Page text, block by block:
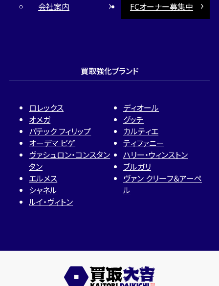
会社案内
FCオーナー募集中
買取強化ブランド
ロレックス
オメガ
パテック フィリップ
オーデマ ピゲ
ヴァシュロン・コンスタン
タン
エルメス
シャネル
ルイ・ヴィトン
ディオール
グッチ
カルティエ
ティファニー
ハリー・ウィンストン
ブルガリ
ヴァン クリーフ＆アーペ
ル